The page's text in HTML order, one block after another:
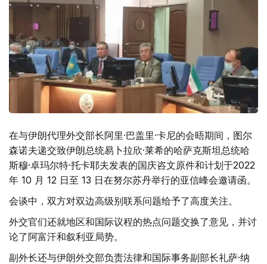
在与伊朗代理外交部长阿里·巴盖里·卡尼的会晤期间，图尔
森诺夫递交致伊朗总统易卜拉欣·莱希的哈萨克斯坦总统哈
斯穆·卓玛尔特·托卡耶夫发表的国庆咨文原件和计划于2022
年 10 月 12 日至 13 日在努尔苏丹举行的亚信峰会邀请函。
会谈中，双方对双边高级别联系问题给予了高度关注。
外交官们还就地区和国际议程的热点问题交换了意见，并讨
论了阿富汗和叙利亚局势。
副外长还与伊朗外交部负责法律和国际事务副部长礼萨·纳